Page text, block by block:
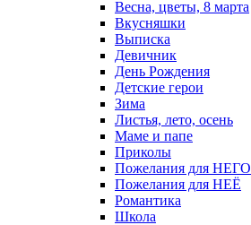
Весна, цветы, 8 марта
Вкусняшки
Выписка
Девичник
День Рождения
Детские герои
Зима
Листья, лето, осень
Маме и папе
Приколы
Пожелания для НЕГО
Пожелания для НЕЁ
Романтика
Школа